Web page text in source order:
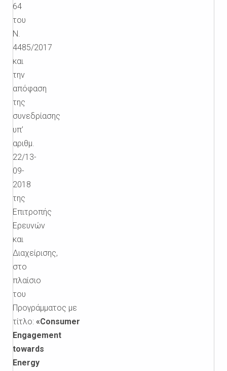
64
του
Ν.
4485/2017
και
την
απόφαση
της
συνεδρίασης
υπ’
αριθμ.
22/13-
09-
2018
της
Επιτροπής
Ερευνών
και
Διαχείρισης,
στο
πλαίσιο
του
Προγράμματος με
τίτλο: «Consumer
Engagement
towards
Energy